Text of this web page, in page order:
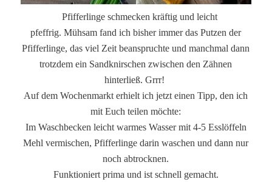
Pfifferlinge schmecken kräftig und leicht
pfeffrig. Mühsam fand ich bisher immer das Putzen der
Pfifferlinge, das viel Zeit beanspruchte und manchmal dann
trotzdem ein Sandknirschen zwischen den Zähnen
hinterließ. Grrr!
Auf dem Wochenmarkt erhielt ich jetzt einen Tipp, den ich
mit Euch teilen möchte:
Im Waschbecken leicht warmes Wasser mit 4-5 Esslöffeln
Mehl vermischen, Pfifferlinge darin waschen und dann nur
noch abtrocknen.
Funktioniert prima und ist schnell gemacht.